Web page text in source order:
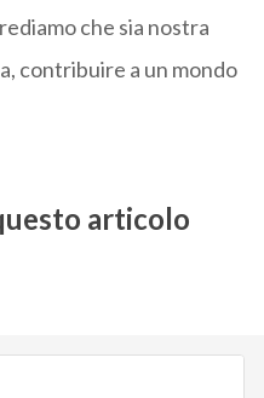
che sia nostra
contribuire a un mondo
articolo